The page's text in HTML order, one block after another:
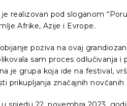
je realizovan pod sloganom
Afrike, Azije i Evrope.
poziva na ovaj
sam proces odlučivanja i
je grupa koja ide na festival,
prikupljanja značajnih